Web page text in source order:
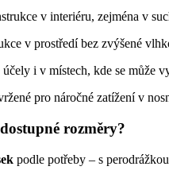
v interiéru, zejména v
v prostředí bez zvýšené
i v místech, kde se může
pro náročné zatížení v
rozměry?
podle potřeby – s